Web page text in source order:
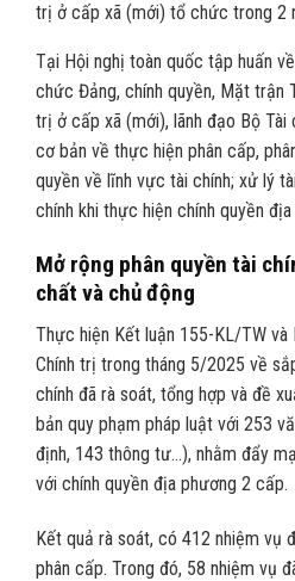
trị ở cấp xã (mới) tổ chức trong 2
Tại Hội nghị toàn quốc tập huấn
chức Đảng, chính quyền, Mặt trận
trị ở cấp xã (mới), lãnh đạo Bộ Tài
cơ bản về thực hiện phân cấp,
quyền về lĩnh vực tài chính; xử lý
chính khi thực hiện chính quyền
Mở rộng phân quyền tài
chất và chủ động
Thực hiện Kết luận 155-KL/TW
Chính trị trong tháng 5/2025 về
chính đã rà soát, tổng hợp và đề
bản quy phạm pháp luật với 253
định, 143 thông tư…), nhằm đẩy
với chính quyền địa phương 2 cấp.
Kết quả rà soát, có 412 nhiệm vụ
phân cấp. Trong đó, 58 nhiệm vụ